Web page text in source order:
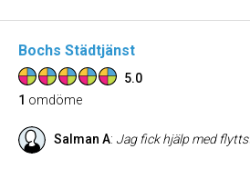
Bochs Städtjänst
5.0
1 omdöme
Salman A: Jag fick hjälp med flyttstädning och är verkligen nöjd med resultatet. Kommunikationen fungerade smidigt och